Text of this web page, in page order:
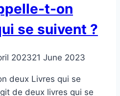
t-on
se suivent ?
202321 June 2023
deux Livres qui se
de deux livres qui se